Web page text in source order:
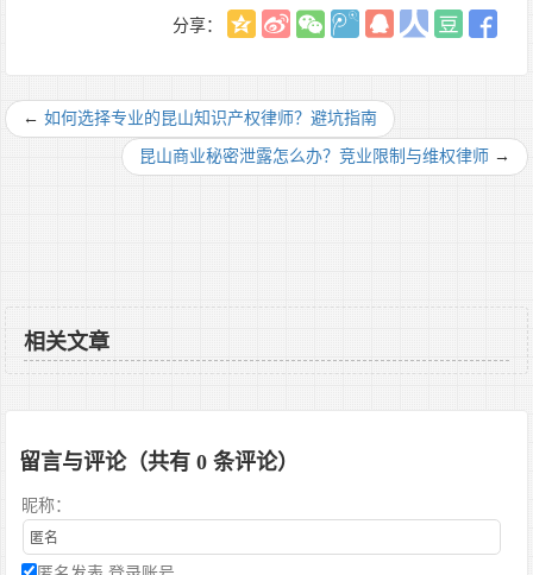
分享：
←如何选择专业的昆山知识产权律师？避坑指南
昆山商业秘密泄露怎么办？竞业限制与维权律师 →
相关文章
留言与评论（共有0 条评论）
昵称：